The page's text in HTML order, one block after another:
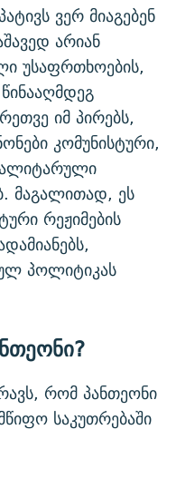
ვერ მიაგებენ
არიან
უსაფრთხოების,
იმ პირებს,
კომუნისტური,
მაგალითად, ეს
რეჟიმების
პოლიტიკას
რომ პანთეონი
საკუთრებაში